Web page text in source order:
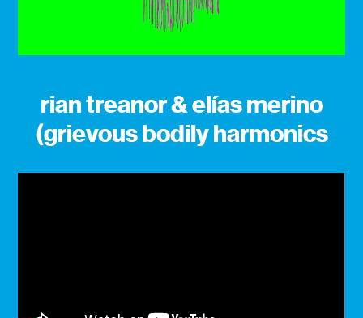
rian treanor & elías merino
(grievous bodily harmonics